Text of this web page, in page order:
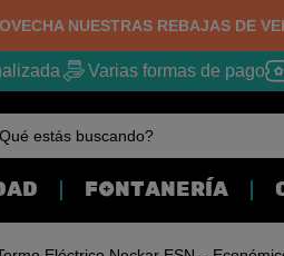
NUESTRAS REBAJAS DE
Varias formas de pago
estás buscando?
FONTANERÍA